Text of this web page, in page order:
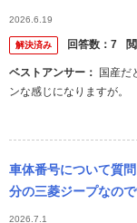
2026.6.19
解決済み 回答数： 7
ベストアンサー：
ンな感じになりますが。
車体番号について質
分の三菱ジープなの
たら数字の所が10001
2026.7.1